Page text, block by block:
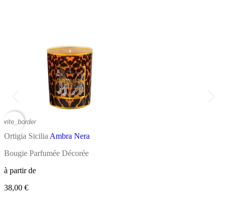
Ortigia Sicilia Ambra Nera
Bougie Parfumée Décorée
à partir de
38,00 €